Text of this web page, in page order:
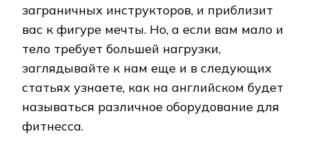
заграничных инструкторов, и приблизит
вас к фигуре мечты. Но, а если вам мало и
тело требует большей нагрузки,
заглядывайте к нам еще и в следующих
статьях узнаете, как на английском будет
называться различное оборудование для
фитнесса.